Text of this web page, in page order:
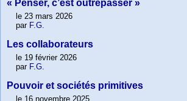
« Penser, c’est outrepasser »
le 23 mars 2026
par F.G.
Les collaborateurs
le 19 février 2026
par F.G.
Pouvoir et sociétés primitives
le 16 novembre 2025